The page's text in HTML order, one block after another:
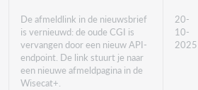
De afmeldlink in de nieuwsbrief
is vernieuwd: de oude CGI is
vervangen door een nieuw API-
endpoint. De link stuurt je naar
een nieuwe afmeldpagina in de
Wisecat+.
20-
10-
2025